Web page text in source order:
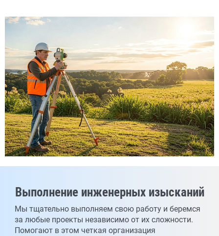
Выполнение инженерных изысканий
Мы тщательно выполняем свою работу и беремся
за любые проекты независимо от их сложности.
Помогают в этом четкая организация